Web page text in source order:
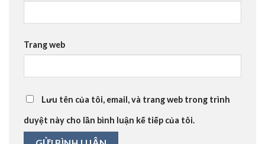
Trang web
Lưu tên của tôi, email, và trang web trong trình
duyệt này cho lần bình luận kế tiếp của tôi.